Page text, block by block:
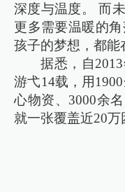
深度与温度。 而
更多需要温暖的
孩子的梦想，都能
据悉，自
游弋14载，用
心物资、3000余
就一张覆盖近20万